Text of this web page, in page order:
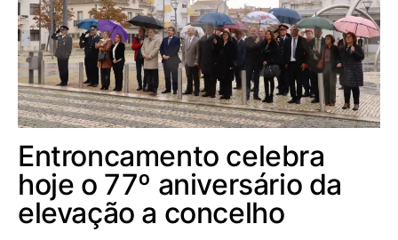
Entroncamento celebra
hoje o 77º aniversário da
elevação a concelho